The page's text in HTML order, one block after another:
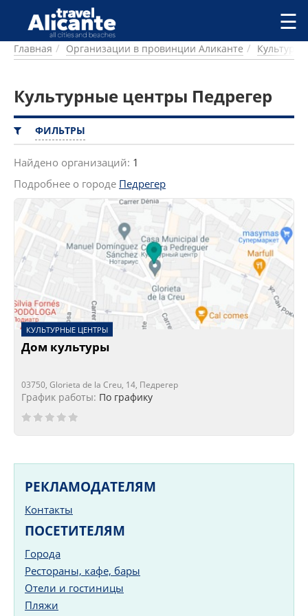
Перейти к основному содержанию
ГОРОДА
ПИТАНИЕ
ПРОЖИВАНИЕ
ПЛЯЖИ
ДОСТОПРИМЕЧАТЕЛЬНОСТИ
КЕМПИНГ
КОМАРКИ (РАЙОНЫ)
РЕЦЕПТЫ
ПРЕДЛОЖЕНИЯ
СТАТЬИ
УСЛУГИ
☰
Главная Организации в провинции Аликанте
Культурные центры Педрегер
ФИЛЬТРЫ
Найдено организаций: 1
Подробнее о городе Педрегер
КУЛЬТУРНЫЕ ЦЕНТРЫ
Дом культуры
03750, Glorieta de la Creu, 14, Педрегер
График работы: По графику
РЕКЛАМОДАТЕЛЯМ
Контакты
ПОСЕТИТЕЛЯМ
Города
Рестораны, кафе, бары
Отели и гостиницы
Пляжи